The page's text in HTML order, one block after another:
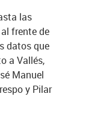
las
frente de
datos que
a Vallés,
Manuel
y Pilar